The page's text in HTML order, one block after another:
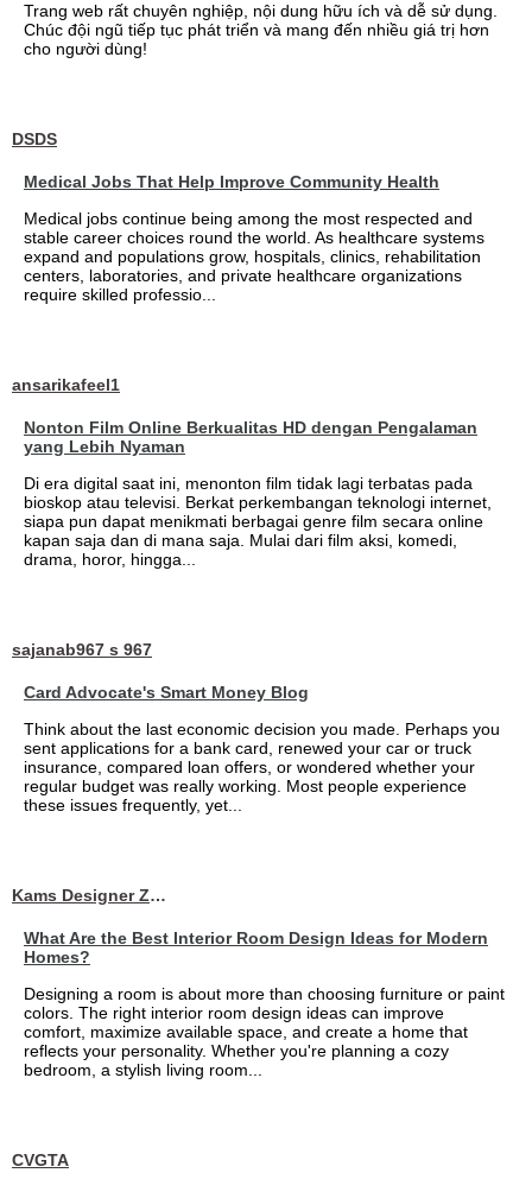
Trang web rất chuyên nghiệp, nội dung hữu ích và dễ sử dụng.
Chúc đội ngũ tiếp tục phát triển và mang đến nhiều giá trị hơn
cho người dùng!
DSDS
Medical Jobs That Help Improve Community Health
Medical jobs continue being among the most respected and
stable career choices round the world. As healthcare systems
expand and populations grow, hospitals, clinics, rehabilitation
centers, laboratories, and private healthcare organizations
require skilled professio...
ansarikafeel1
Nonton Film Online Berkualitas HD dengan Pengalaman
yang Lebih Nyaman
Di era digital saat ini, menonton film tidak lagi terbatas pada
bioskop atau televisi. Berkat perkembangan teknologi internet,
siapa pun dapat menikmati berbagai genre film secara online
kapan saja dan di mana saja. Mulai dari film aksi, komedi,
drama, horor, hingga...
sajanab967 s 967
Card Advocate's Smart Money Blog
Think about the last economic decision you made. Perhaps you
sent applications for a bank card, renewed your car or truck
insurance, compared loan offers, or wondered whether your
regular budget was really working. Most people experience
these issues frequently, yet...
Kams Designer Zone
What Are the Best Interior Room Design Ideas for Modern
Homes?
Designing a room is about more than choosing furniture or paint
colors. The right interior room design ideas can improve
comfort, maximize available space, and create a home that
reflects your personality. Whether you're planning a cozy
bedroom, a stylish living room...
CVGTA